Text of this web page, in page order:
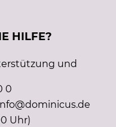
HILFE?
und
0
Uhr)